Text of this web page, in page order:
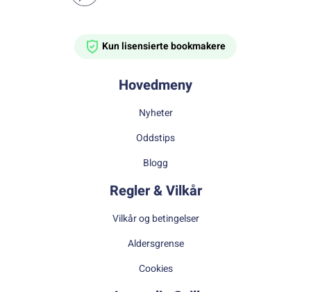
Kun lisensierte bookmakere
Hovedmeny
Nyheter
Oddstips
Blogg
Regler & Vilkår
Vilkår og betingelser
Aldersgrense
Cookies